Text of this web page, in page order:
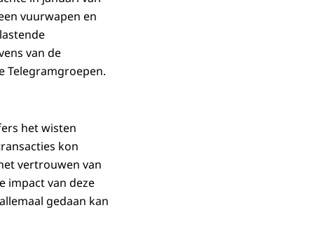
vuurwapen en
van de
Telegramgroepen.
het wisten
kon
vertrouwen van
impact van deze
gedaan kan